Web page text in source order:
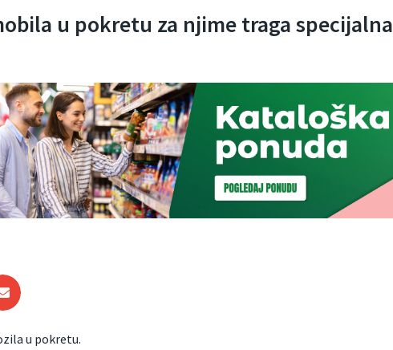
u pokretu za njime traga specijalna
u pokretu.